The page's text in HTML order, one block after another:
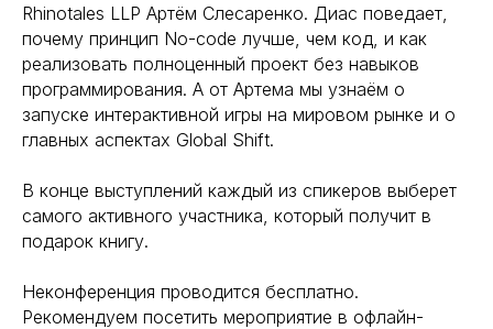
Rhinotales LLP Артём Слесаренко. Диас поведает,
почему принцип No-code лучше, чем код, и как
реализовать полноценный проект без навыков
программирования. А от Артема мы узнаём о
запуске интерактивной игры на мировом рынке и о
главных аспектах Global Shift.
В конце выступлений каждый из спикеров выберет
самого активного участника, который получит в
подарок книгу.
Неконференция проводится бесплатно.
Рекомендуем посетить мероприятие в офлайн-